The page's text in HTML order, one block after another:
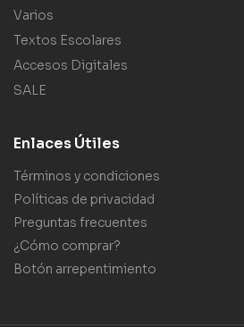
Varios
Textos Escolares
Accesos Digitales
SALE
Enlaces Útiles
Términos y condiciones
Políticas de privacidad
Preguntas frecuentes
¿Cómo comprar?
Botón arrepentimiento